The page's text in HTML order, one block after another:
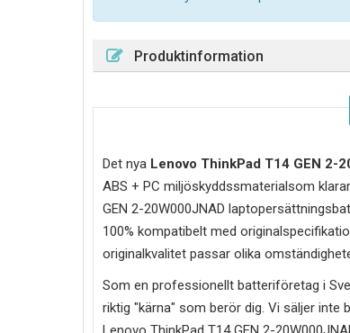
Produktinformation
Det nya Lenovo ThinkPad T14 GEN 2-
ABS + PC miljöskyddssmaterialsom
GEN 2-20W000JNAD
100% kompatibelt med
originalkvalitet passar olika
Som en professionellt batteriföretag i
riktig "kärna" som berör dig. Vi säljer inte